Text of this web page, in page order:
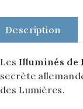
Description
Les Illuminés de
secrète
des Lumières.